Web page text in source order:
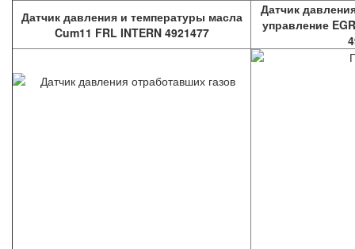
Датчик давления и температуры масла
Cum11 FRL INTERN 4921477
Датчик
управление